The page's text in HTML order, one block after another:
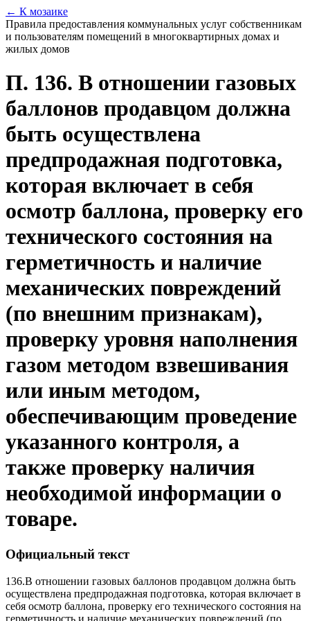
← К мозаике
Правила предоставления коммунальных услуг собственникам
и пользователям помещений в многоквартирных домах и
жилых домов
П. 136. В отношении газовых
баллонов продавцом должна
быть осуществлена
предпродажная подготовка,
которая включает в себя
осмотр баллона, проверку его
технического состояния на
герметичность и наличие
механических повреждений
(по внешним признакам),
проверку уровня наполнения
газом методом взвешивания
или иным методом,
обеспечивающим проведение
указанного контроля, а
также проверку наличия
необходимой информации о
товаре.
Официальный текст
136.В отношении газовых баллонов продавцом должна быть
осуществлена предпродажная подготовка, которая включает в
себя осмотр баллона, проверку его технического состояния на
герметичность и наличие механических повреждений (по